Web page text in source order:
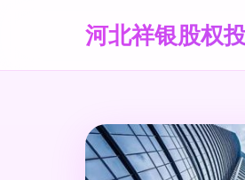
河北祥银股权